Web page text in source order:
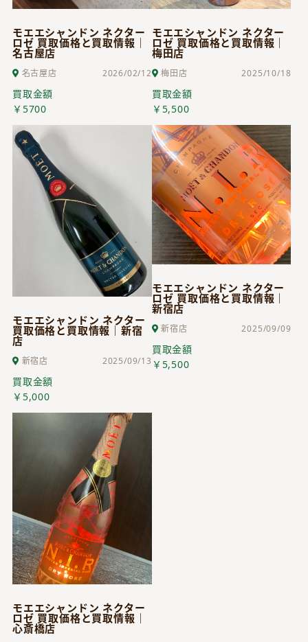
モエエシャンドン ネクター
ロゼ 買取価格と買取情報｜
名古屋店
名古屋店 2026/02/12
買取金額
￥5700
モエエシャンドン ネクター
ロゼ 買取価格と買取情報｜
梅田店
梅田店 2025/10/18
買取金額
￥5,500
モエエシャンドン ネクター
買取価格と買取情報｜新宿
店
新宿店 2025/09/13
買取金額
￥5,000
モエエシャンドン ネクター
ロゼ 買取価格と買取情報｜
新宿店
新宿店 2025/09/09
買取金額
￥5,500
モエエシャンドン ネクター
ロゼ 買取価格と買取情報｜
心斎橋店